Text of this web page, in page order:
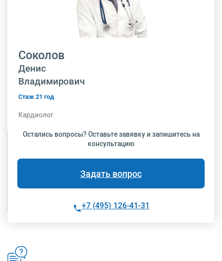
Соколов
Денис
Владимирович
Стаж 21 год
Кардиолог
Остались вопросы? Оставьте завявку и запишитесь на
консультацию
Задать вопрос
+7 (495) 126-41-31